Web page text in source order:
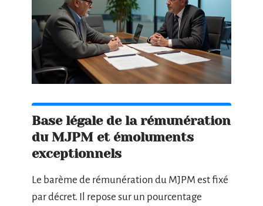
Base légale de la rémunération
du MJPM et émoluments
exceptionnels
Le barème de rémunération du MJPM est fixé
par décret. Il repose sur un pourcentage